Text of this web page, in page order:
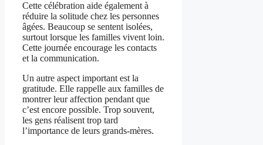
Cette célébration aide également à
réduire la solitude chez les personnes
âgées. Beaucoup se sentent isolées,
surtout lorsque les familles vivent loin.
Cette journée encourage les contacts
et la communication.
Un autre aspect important est la
gratitude. Elle rappelle aux familles de
montrer leur affection pendant que
c’est encore possible. Trop souvent,
les gens réalisent trop tard
l’importance de leurs grands-mères.